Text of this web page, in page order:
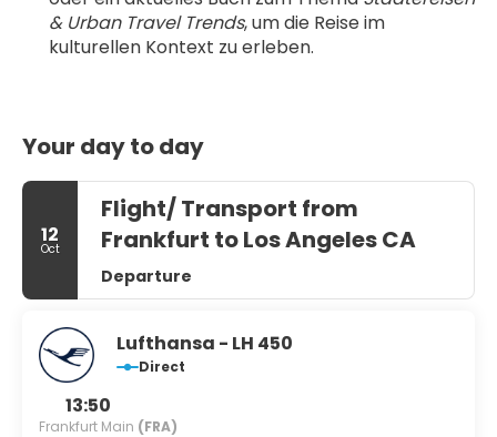
& Urban Travel Trends, um die Reise im
kulturellen Kontext zu erleben.
Your day to day
12
Oct
Flight/ Transport from
Frankfurt to Los Angeles CA
Departure
Lufthansa - LH 450
Direct
13:50
Frankfurt Main (FRA)